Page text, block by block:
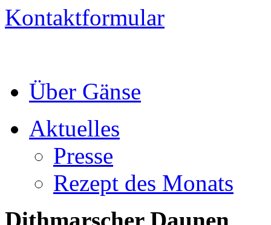
Kontaktformular
Über Gänse
Aktuelles
Presse
Rezept des Monats
Dithmarscher Daunen